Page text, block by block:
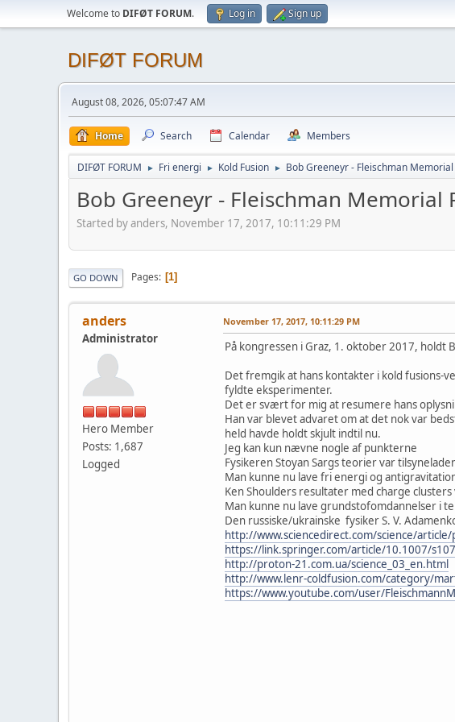
Welcome to DIFØT FORUM. Log in Sign up
DIFØT FORUM
August 08, 2026, 05:07:47 AM
Home Search Calendar Members
DIFØT FORUM ► Fri energi ► Kold Fusion ► Bob Greeneyr - Fleischman
Bob Greeneyr - Fleischman Memorial
Started by anders, November 17, 2017, 10:11:29 PM
GO DOWN Pages 1
anders
Administrator
Hero Member
Posts: 1,687
Logged
November 17, 2017, 10:11:29 PM
På kongressen i Graz, 1. oktober 2017,
Det fremgik at hans kontakter i kold fusions-
fyldte eksperimenter.
Det er svært for mig at resumere hans
Han var blevet advaret om at det nok var
held havde holdt skjult indtil nu.
Jeg kan kun nævne nogle af punkterne
Fysikeren Stoyan Sargs teorier var
Man kunne nu lave fri energi og
Ken Shoulders resultater med charge
Man kunne nu lave grundstofomdannelser i
Den russiske/ukrainske fysiker S. V.
http://www.sciencedirect.com/science/
https://link.springer.com/article/10.1007/
http://proton-21.com.ua/science_03_en.html
http://www.lenr-coldfusion.com/category/
https://www.youtube.com/user/